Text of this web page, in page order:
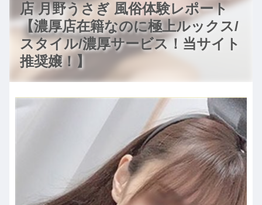
店 月野うさぎ 風俗体験レポート
【濃厚店在籍なのに極上ルックス/
スタイル/濃厚サービス！当サイト
推奨嬢！】